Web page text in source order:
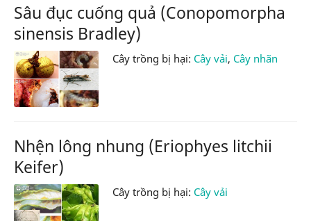
Sâu đục cuống quả (Conopomorpha
sinensis Bradley)
Cây trồng bị hại: Cây vải, Cây nhãn
Nhện lông nhung (Eriophyes litchii
Keifer)
Cây trồng bị hại: Cây vải